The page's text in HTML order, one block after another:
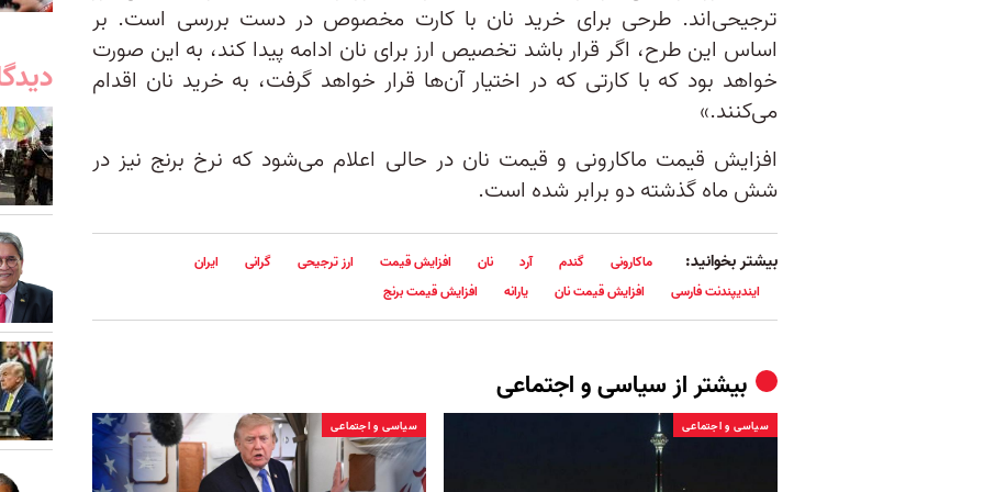
ترجیحی‌اند. طرحی برای خرید نان با کارت مخصوص در دست بررسی است. بر
اساس این طرح، اگر قرار باشد تخصیص ارز برای نان ادامه پیدا کند، به این صورت
خواهد بود که با کارتی که در اختیار آن‌ها قرار خواهد گرفت، به خرید نان اقدام
می‌کنند.»
افزایش قیمت ماکارونی و قیمت نان در حالی اعلام می‌شود که نرخ برنج نیز در
شش ماه گذشته دو برابر شده است.
بیشتر بخوانید: ماکارونی گندم آرد نان افزایش قیمت ارز ترجیحی گرانی
ایران
ایندیپندنت فارسی
افزایش قیمت نان یارانه افزایش قیمت برنج
بیشتر ازسیاسی و اجتماعی
سیاسی و اجتماعی سیاسی و اجتماعی